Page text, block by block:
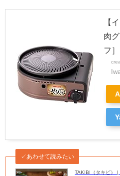
【
肉
フ］
TAKIBI（タキビ） |
✓あわせて読みたい